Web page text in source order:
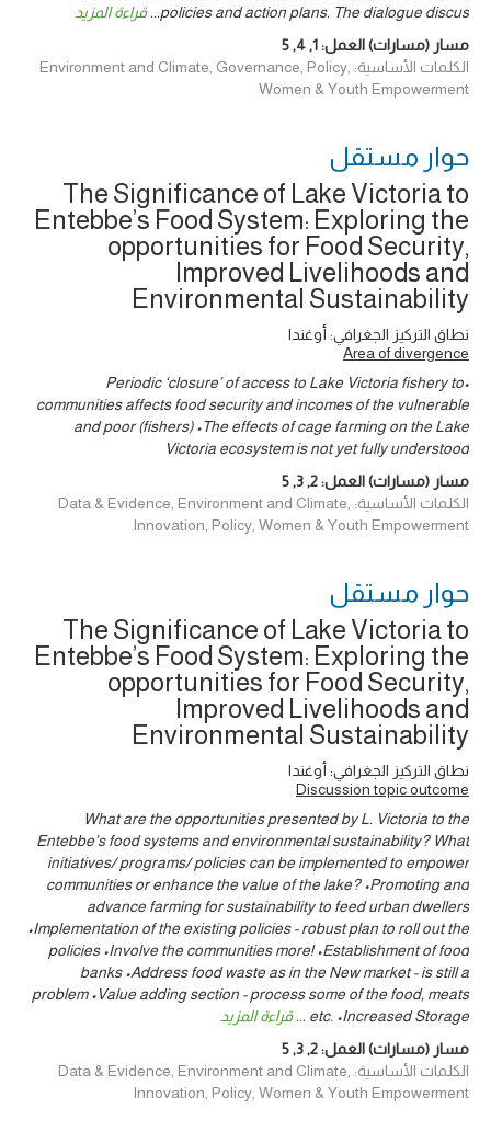
policies and action plans. The dialogue discus
... قراءة المزيد
مسار (مسارات) العمل:1
,
4
,
5
الكلمات الأساسية: Environment and Climate, Governance, Policy,
Women & Youth Empowerment
حوار ‎مستقل
The Significance of Lake Victoria to
Entebbe’s Food System: Exploring the
opportunities for Food Security,
Improved Livelihoods and
Environmental Sustainability
نطاق التركيز الجغرافي: أوغندا
Area of divergence
•Periodic ‘closure’ of access to Lake Victoria fishery to
communities affects food security and incomes of the vulnerable
and poor (fishers) •The effects of cage farming on the Lake
Victoria ecosystem is not yet fully understood
مسار (مسارات) العمل:2
,
3
,
5
الكلمات الأساسية: Data & Evidence, Environment and Climate,
Innovation, Policy, Women & Youth Empowerment
حوار ‎مستقل
The Significance of Lake Victoria to
Entebbe’s Food System: Exploring the
opportunities for Food Security,
Improved Livelihoods and
Environmental Sustainability
نطاق التركيز الجغرافي: أوغندا
Discussion topic outcome
What are the opportunities presented by L. Victoria to the
Entebbe’s food systems and environmental sustainability? What
initiatives/ programs/ policies can be implemented to empower
communities or enhance the value of the lake? •Promoting and
advance farming for sustainability to feed urban dwellers
•Implementation of the existing policies - robust plan to roll out the
policies •Involve the communities more! •Establishment of food
banks •Address food waste as in the New market - is still a
problem •Value adding section - process some of the food, meats
etc. •Increased Storage
... قراءة المزيد
مسار (مسارات) العمل:2
,
3
,
5
الكلمات الأساسية: Data & Evidence, Environment and Climate,
Innovation, Policy, Women & Youth Empowerment